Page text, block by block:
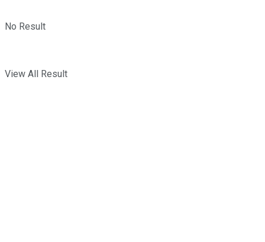
No Result
View All Result